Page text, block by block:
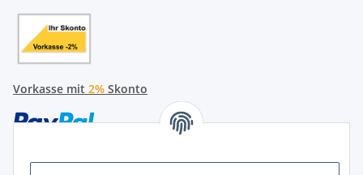
Vorkasse mit 2% Skonto